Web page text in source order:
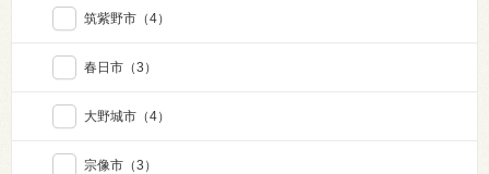
筑紫野市 （4）
春日市 （3）
大野城市 （4）
宗像市 （3）